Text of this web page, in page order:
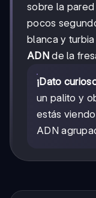
sobre la
pocos
blanca y
ADNde la
¡Dato
un palito y
estás
ADN